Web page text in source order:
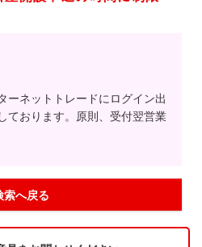
ーネットトレードにログイン出
ております。原則、受付翌営業
索へ戻る